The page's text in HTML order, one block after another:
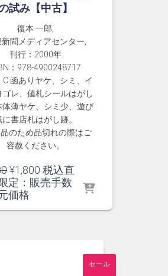
試み【中古】
復本 一郎,
聞メディアセンター,
刊行：2000年
：978-4900248717
C 函ありヤケ、シミ、イ
ゴレ、値札シールはがし
体薄ヤケ、シミ少、遊び
に書店札はがし跡。
のため品切れの際はご
容赦ください。
元
の
価
¥1,800 現
在
税込直
定：販売手数
価格
セール